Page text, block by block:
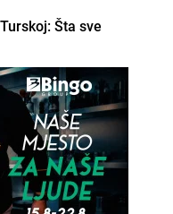
Šta sve